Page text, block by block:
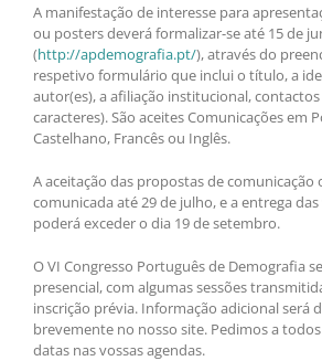
A manifestação de interesse para
ou posters deverá formalizar-se até 15 de
(http://apdemografia.pt/), através do
respetivo formulário que inclui o título, a
autor(es), a afiliação institucional,
caracteres). São aceites Comunicações em
Castelhano, Francês ou Inglês.
A aceitação das propostas de comunicação
comunicada até 29 de julho, e a entrega
poderá exceder o dia 19 de setembro.
O VI Congresso Português de Demografia
presencial, com algumas sessões
inscrição prévia. Informação adicional será
brevemente no nosso site. Pedimos a
datas nas vossas agendas.